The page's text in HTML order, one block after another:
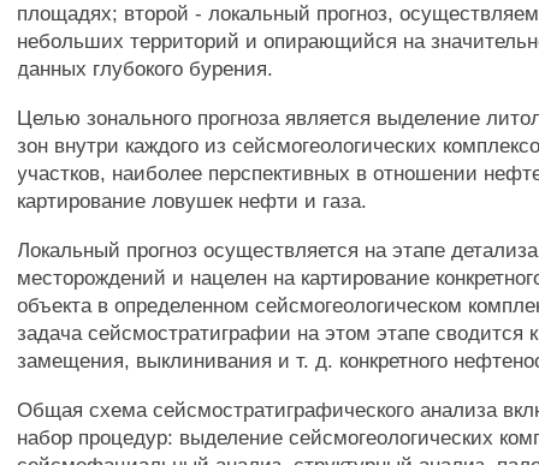
площадях; второй - локальный прогноз,
небольших территорий и опирающийся на
данных глубокого бурения.
Целью зонального прогноза является выделение
зон внутри каждого из сейсмогеологических
участков, наиболее перспективных в отношении
картирование ловушек нефти и газа.
Локальный прогноз осуществляется на этапе
месторождений и нацелен на картирование
объекта в определенном сейсмогеологическом
задача сейсмостратиграфии на этом этапе сводится
замещения, выклинивания и т. д. конкретного
Общая схема сейсмостратиграфического анализа
набор процедур: выделение сейсмогеологических